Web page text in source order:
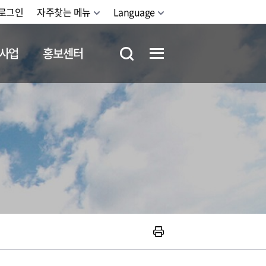
그인 자주찾는 메뉴 Language
업 홍보센터